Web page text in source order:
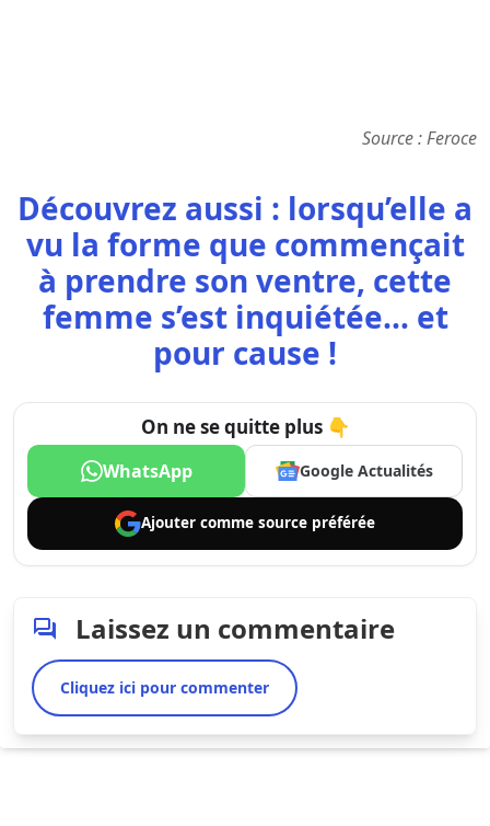
Source : Feroce
Découvrez aussi : lorsqu’elle a
vu la forme que commençait
à prendre son ventre, cette
femme s’est inquiétée… et
pour cause !
On ne se quitte plus 👇
WhatsApp Google Actualités
Ajouter comme source préférée
Laissez un commentaire
Cliquez ici pour commenter